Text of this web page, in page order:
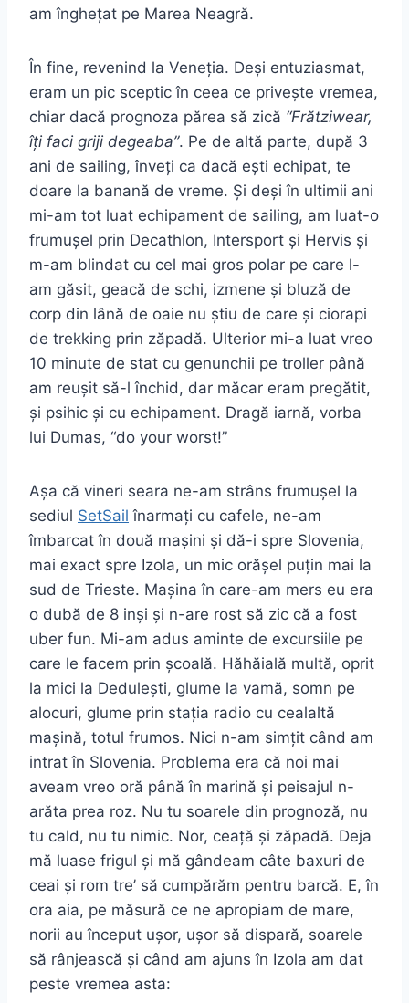
am înghețat pe Marea Neagră.
În fine, revenind la Veneția. Deși entuziasmat,
eram un pic sceptic în ceea ce privește vremea,
chiar dacă prognoza părea să zică “Frătziwear,
îți faci griji degeaba”. Pe de altă parte, după 3
ani de sailing, înveți ca dacă ești echipat, te
doare la banană de vreme. Și deși în ultimii ani
mi-am tot luat echipament de sailing, am luat-o
frumușel prin Decathlon, Intersport și Hervis și
m-am blindat cu cel mai gros polar pe care l-
am găsit, geacă de schi, izmene și bluză de
corp din lână de oaie nu știu de care și ciorapi
de trekking prin zăpadă. Ulterior mi-a luat vreo
10 minute de stat cu genunchii pe troller până
am reușit să-l închid, dar măcar eram pregătit,
și psihic și cu echipament. Dragă iarnă, vorba
lui Dumas, “do your worst!”
Așa că vineri seara ne-am strâns frumușel la
sediul SetSail înarmați cu cafele, ne-am
îmbarcat în două mașini și dă-i spre Slovenia,
mai exact spre Izola, un mic orășel puțin mai la
sud de Trieste. Mașina în care-am mers eu era
o dubă de 8 inși și n-are rost să zic că a fost
uber fun. Mi-am adus aminte de excursiile pe
care le facem prin școală. Hăhăială multă, oprit
la mici la Dedulești, glume la vamă, somn pe
alocuri, glume prin stația radio cu cealaltă
mașină, totul frumos. Nici n-am simțit când am
intrat în Slovenia. Problema era că noi mai
aveam vreo oră până în marină și peisajul n-
arăta prea roz. Nu tu soarele din prognoză, nu
tu cald, nu tu nimic. Nor, ceață și zăpadă. Deja
mă luase frigul și mă gândeam câte baxuri de
ceai și rom tre’ să cumpărăm pentru barcă. E, în
ora aia, pe măsură ce ne apropiam de mare,
norii au început ușor, ușor să dispară, soarele
să rânjească și când am ajuns în Izola am dat
peste vremea asta: